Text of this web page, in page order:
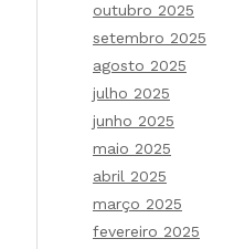
outubro 2025
setembro 2025
agosto 2025
julho 2025
junho 2025
maio 2025
abril 2025
março 2025
fevereiro 2025